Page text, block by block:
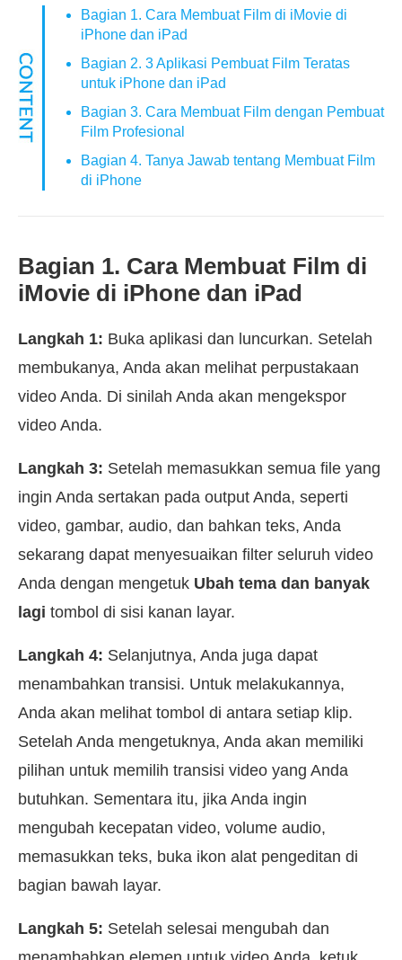
Bagian 1. Cara Membuat Film di iMovie di
iPhone dan iPad
Bagian 2. 3 Aplikasi Pembuat Film Teratas
untuk iPhone dan iPad
Bagian 3. Cara Membuat Film dengan Pembuat
Film Profesional
Bagian 4. Tanya Jawab tentang Membuat Film
di iPhone
Bagian 1. Cara Membuat Film di
iMovie di iPhone dan iPad
Langkah 1: Buka aplikasi dan luncurkan. Setelah
membukanya, Anda akan melihat perpustakaan
video Anda. Di sinilah Anda akan mengekspor
video Anda.
Langkah 3: Setelah memasukkan semua file yang
ingin Anda sertakan pada output Anda, seperti
video, gambar, audio, dan bahkan teks, Anda
sekarang dapat menyesuaikan filter seluruh video
Anda dengan mengetuk Ubah tema dan banyak
lagi tombol di sisi kanan layar.
Langkah 4: Selanjutnya, Anda juga dapat
menambahkan transisi. Untuk melakukannya,
Anda akan melihat tombol di antara setiap klip.
Setelah Anda mengetuknya, Anda akan memiliki
pilihan untuk memilih transisi video yang Anda
butuhkan. Sementara itu, jika Anda ingin
mengubah kecepatan video, volume audio,
memasukkan teks, buka ikon alat pengeditan di
bagian bawah layar.
Langkah 5: Setelah selesai mengubah dan